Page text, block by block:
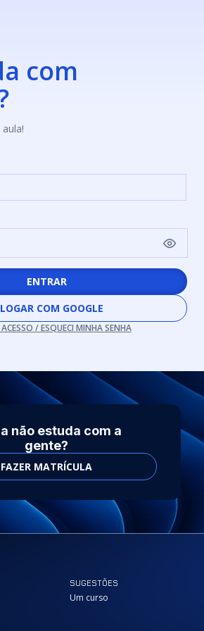
com
ENTRAR
LOGAR COM GOOGLE
/ ESQUECI MINHA SENHA
não estuda com a
gente?
FAZER MATRÍCULA
SUGESTÕES
Um curso